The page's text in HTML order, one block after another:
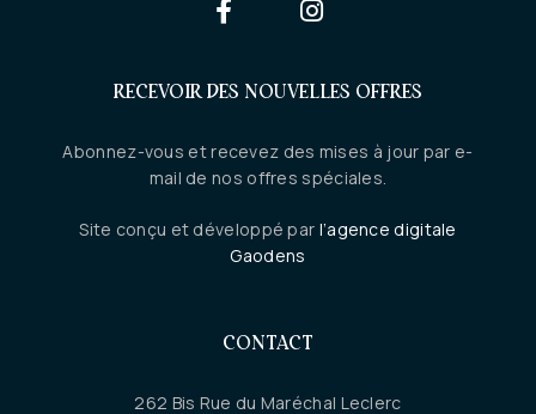
RECEVOIR DES NOUVELLES OFFRES
Abonnez-vous et recevez des mises à jour par e-
mail de nos offres spéciales.
Site conçu et développé par l’agence digitale
Gaodens
CONTACT
262 Bis Rue du Maréchal Leclerc